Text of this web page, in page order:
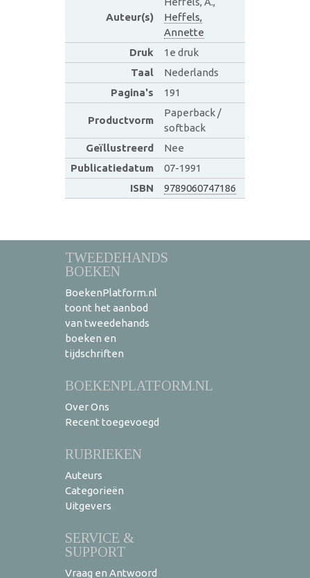
Auteur(s)
Heffels,
Annette
Druk
1e druk
Taal
Nederlands
Pagina's
191
Productvorm
Paperback /
softback
Geïllustreerd
Nee
Publicatiedatum
07-1991
ISBN
9789060747186
TWEEDEHANDS
BOEKEN
BoekenPlatform.nl
toont het aanbod
van tweedehands
boeken en
tijdschriften
BOEKENPLATFORM.NL
Over Ons
Recent toegevoegd
RUBRIEKEN
Auteurs
Categorieën
Uitgevers
SERVICE &
SUPPORT
Vraag en Antwoord